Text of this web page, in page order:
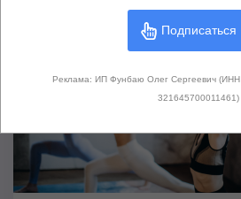
Подписаться
Реклама: ИП Фунбаю Олег Сергеевич
321645700011461)